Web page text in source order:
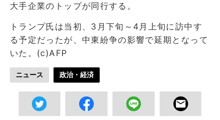
大手企業のトップが同行する。
トランプ氏は当初、3月下旬～4月上旬に訪中す
る予定だったが、中東紛争の影響で延期となって
いた。(c)AFP
ニュース 政治・経済